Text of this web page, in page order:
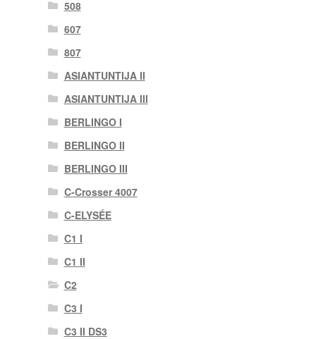
508
607
807
ASIANTUNTIJA II
ASIANTUNTIJA III
BERLINGO I
BERLINGO II
BERLINGO III
C-Crosser 4007
C-ELYSÉE
C1 I
C1 II
C2
C3 I
C3 II DS3